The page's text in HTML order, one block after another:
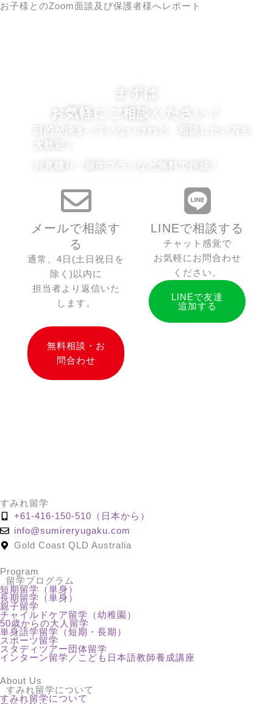
お子様とのZoom面談及び保護者様へレポート
まずは
お気軽にご相談ください！
目的が決まっていないけれど、相談したい方も
大歓迎！
お見積り・留学プランなど無料で作成！
メールで相談す
る
通常、4日(土日祝日を
除く)以内に
担当者より返信いた
します。
無料相談・お
問合わせ
LINEで相談する
チャット感覚で
お気軽にお問合わせ
ください。
LINEで友達
追加する
すみれ留学
+61-416-150-510（日本から）
info@sumireryugaku.com
Gold Coast QLD Australia
Program
留学プログラム
短期留学（単身）
長期留学（単身）
親子留学
チャイルドケア留学（幼稚園）
50歳からの大人留学
単身語学留学（短期・長期）
スポーツ留学
スタディツアー団体留学
インターン留学／こども日本語教師養成講座
About Us
すみれ留学について
すみれ留学について